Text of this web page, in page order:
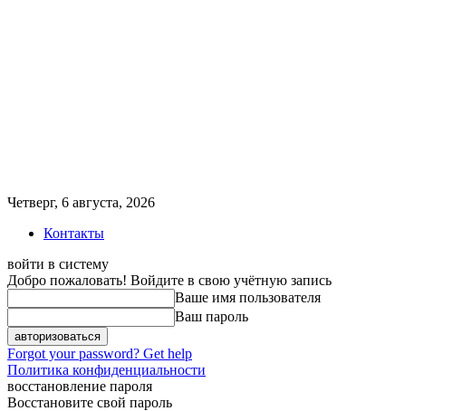
Четверг, 6 августа, 2026
Контакты
войти в систему
Добро пожаловать! Войдите в свою учётную запись
Ваше имя пользователя
Ваш пароль
Forgot your password? Get help
Политика конфиденциальности
восстановление пароля
Восстановите свой пароль